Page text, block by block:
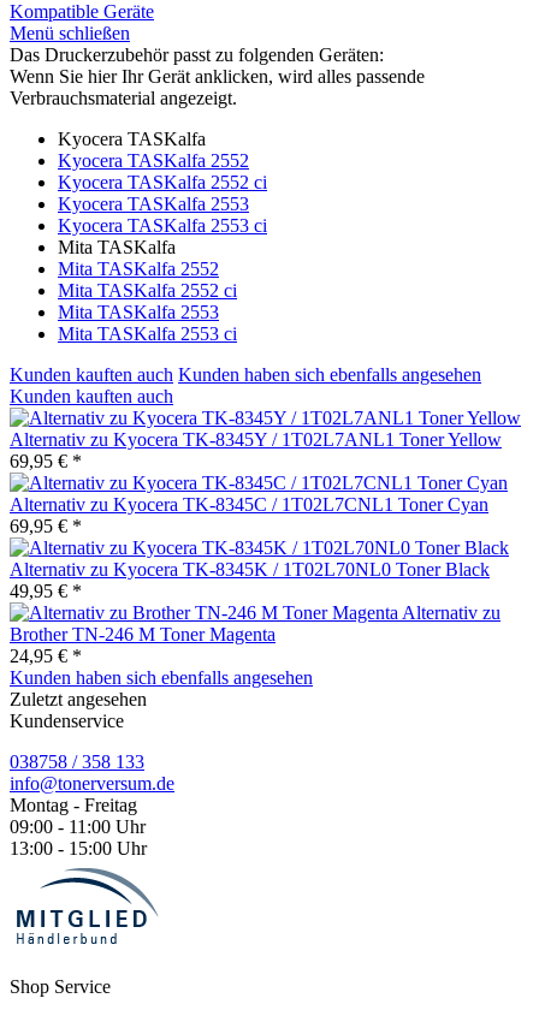
Kompatible Geräte
Menü schließen
Das Druckerzubehör passt zu folgenden Geräten:
Wenn Sie hier Ihr Gerät anklicken, wird alles passende
Verbrauchsmaterial angezeigt.
Kyocera TASKalfa
Kyocera TASKalfa 2552
Kyocera TASKalfa 2552 ci
Kyocera TASKalfa 2553
Kyocera TASKalfa 2553 ci
Mita TASKalfa
Mita TASKalfa 2552
Mita TASKalfa 2552 ci
Mita TASKalfa 2553
Mita TASKalfa 2553 ci
Kunden kauften auch Kunden haben sich ebenfalls angesehen
Kunden kauften auch
Alternativ zu Kyocera TK-8345Y / 1T02L7ANL1 Toner Yellow
69,95 € *
Alternativ zu Kyocera TK-8345C / 1T02L7CNL1 Toner Cyan
69,95 € *
Alternativ zu Kyocera TK-8345K / 1T02L70NL0 Toner Black
49,95 € *
Alternativ zu
Brother TN-246 M Toner Magenta
24,95 € *
Kunden haben sich ebenfalls angesehen
Zuletzt angesehen
Kundenservice
038758 / 358 133
info@tonerversum.de
Montag - Freitag
09:00 - 11:00 Uhr
13:00 - 15:00 Uhr
Shop Service